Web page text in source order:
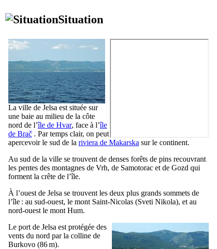
Situation
La ville de Jelsa est située sur
une baie au milieu de la côte
nord de l’île de Hvar, face à l’île
de Brač . Par temps clair, on peut
apercevoir le sud de la riviera de Makarska sur le continent.
Au sud de la ville se trouvent de denses forêts de pins recouvrant
les pentes des montagnes de Vrh, de Samotorac et de Gozd qui
forment la crête de l’île.
À l’ouest de Jelsa se trouvent les deux plus grands sommets de
l’île : au sud-ouest, le mont Saint-Nicolas (Sveti Nikola), et au
nord-ouest le mont Hum.
Le port de Jelsa est protégée des
vents du nord par la colline de
Burkovo (86 m).